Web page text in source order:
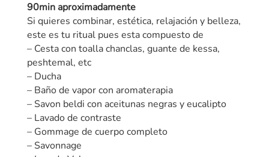
90min aproximadamente
Si quieres combinar, estética, relajación y belleza,
este es tu ritual pues esta compuesto de
– Cesta con toalla chanclas, guante de kessa,
peshtemal, etc
– Ducha
– Baño de vapor con aromaterapia
– Savon beldi con aceitunas negras y eucalipto
– Lavado de contraste
– Gommage de cuerpo completo
– Savonnage